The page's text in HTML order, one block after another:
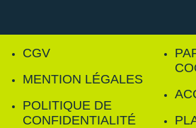
CGV
MENTION LÉGALES
POLITIQUE DE
CONFIDENTIALITÉ